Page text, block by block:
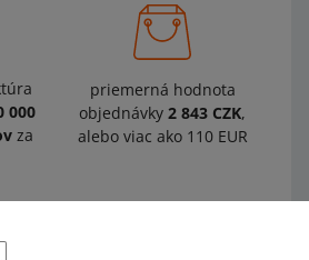
000
za
priemerná hodnota
objednávky 2 843 CZK,
alebo viac ako 110 EUR
sú v prípade zdieľania ich